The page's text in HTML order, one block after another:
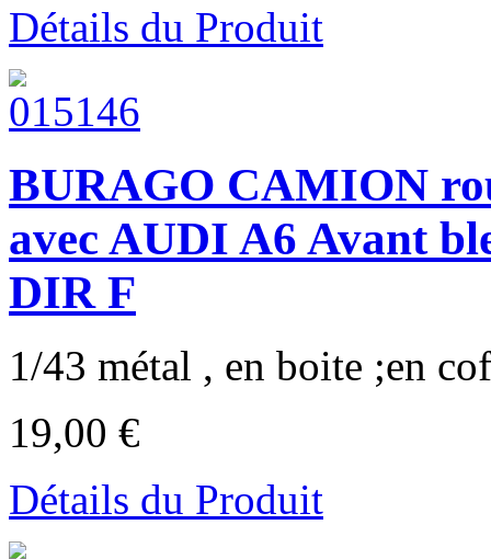
Détails du Produit
BURAGO CAMION
avec AUDI A6 Avant
DIR F
1/43 métal , en boite ;en
19,00 €
Détails du Produit